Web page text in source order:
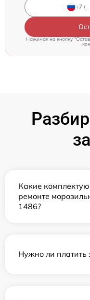
Нажимая на кнопку
Какие
ремонте
1486?
Нужно ли платить